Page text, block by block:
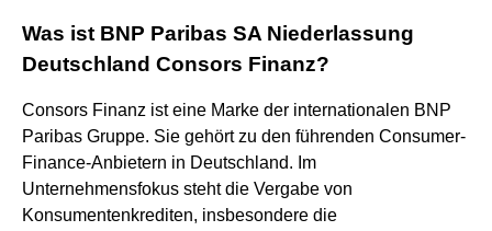
Was ist BNP Paribas SA Niederlassung
Deutschland Consors Finanz?
Consors Finanz ist eine Marke der internationalen BNP
Paribas Gruppe. Sie gehört zu den führenden Consumer-
Finance-Anbietern in Deutschland. Im
Unternehmensfokus steht die Vergabe von
Konsumentenkrediten, insbesondere die